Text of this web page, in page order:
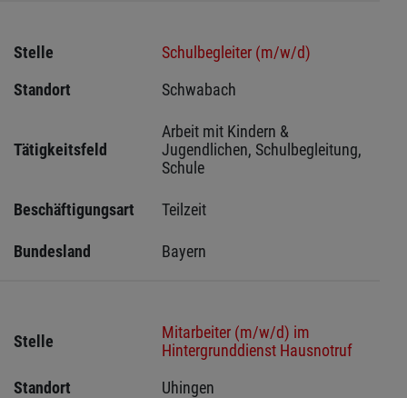
Stelle
Schulbegleiter (m/w/d)
Standort
Schwabach
Tätigkeitsfeld
Arbeit mit Kindern &
Jugendlichen, Schulbegleitung,
Schule
Beschäftigungsart Teilzeit
Bundesland Bayern
Stelle
Mitarbeiter (m/w/d) im
Hintergrunddienst Hausnotruf
Standort
Uhingen